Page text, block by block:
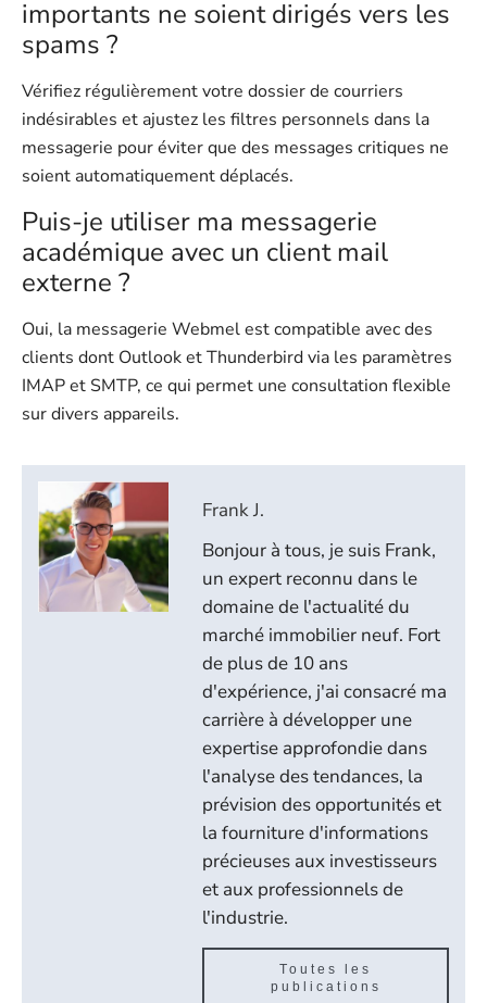
importants ne soient dirigés vers les
spams ?
Vérifiez régulièrement votre dossier de courriers
indésirables et ajustez les filtres personnels dans la
messagerie pour éviter que des messages critiques ne
soient automatiquement déplacés.
Puis-je utiliser ma messagerie
académique avec un client mail
externe ?
Oui, la messagerie Webmel est compatible avec des
clients dont Outlook et Thunderbird via les paramètres
IMAP et SMTP, ce qui permet une consultation flexible
sur divers appareils.
Frank J.
Bonjour à tous, je suis Frank,
un expert reconnu dans le
domaine de l'actualité du
marché immobilier neuf. Fort
de plus de 10 ans
d'expérience, j'ai consacré ma
carrière à développer une
expertise approfondie dans
l'analyse des tendances, la
prévision des opportunités et
la fourniture d'informations
précieuses aux investisseurs
et aux professionnels de
l'industrie.
Toutes les
publications